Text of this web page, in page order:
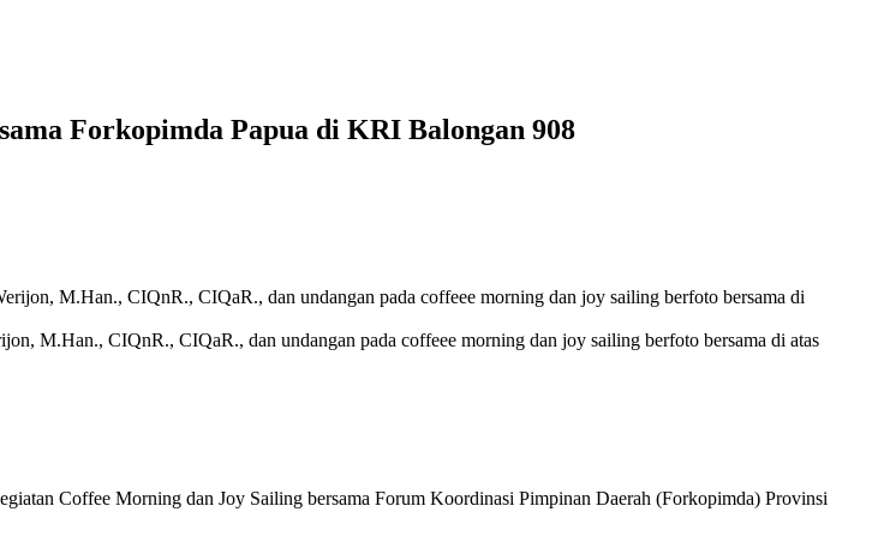
Forkopimda Papua di KRI Balongan 908
M.Han., CIQnR., CIQaR., dan undangan pada coffeee morning dan joy sailing berfoto bersama di atas
Coffee Morning dan Joy Sailing bersama Forum Koordinasi Pimpinan Daerah (Forkopimda) Provinsi